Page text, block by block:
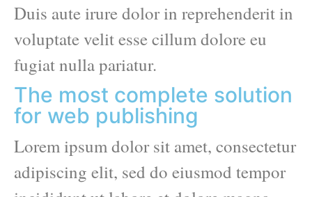
Duis aute irure dolor in reprehenderit in
voluptate velit esse cillum dolore eu
fugiat nulla pariatur.
The most complete solution
for web publishing
Lorem ipsum dolor sit amet, consectetur
adipiscing elit, sed do eiusmod tempor